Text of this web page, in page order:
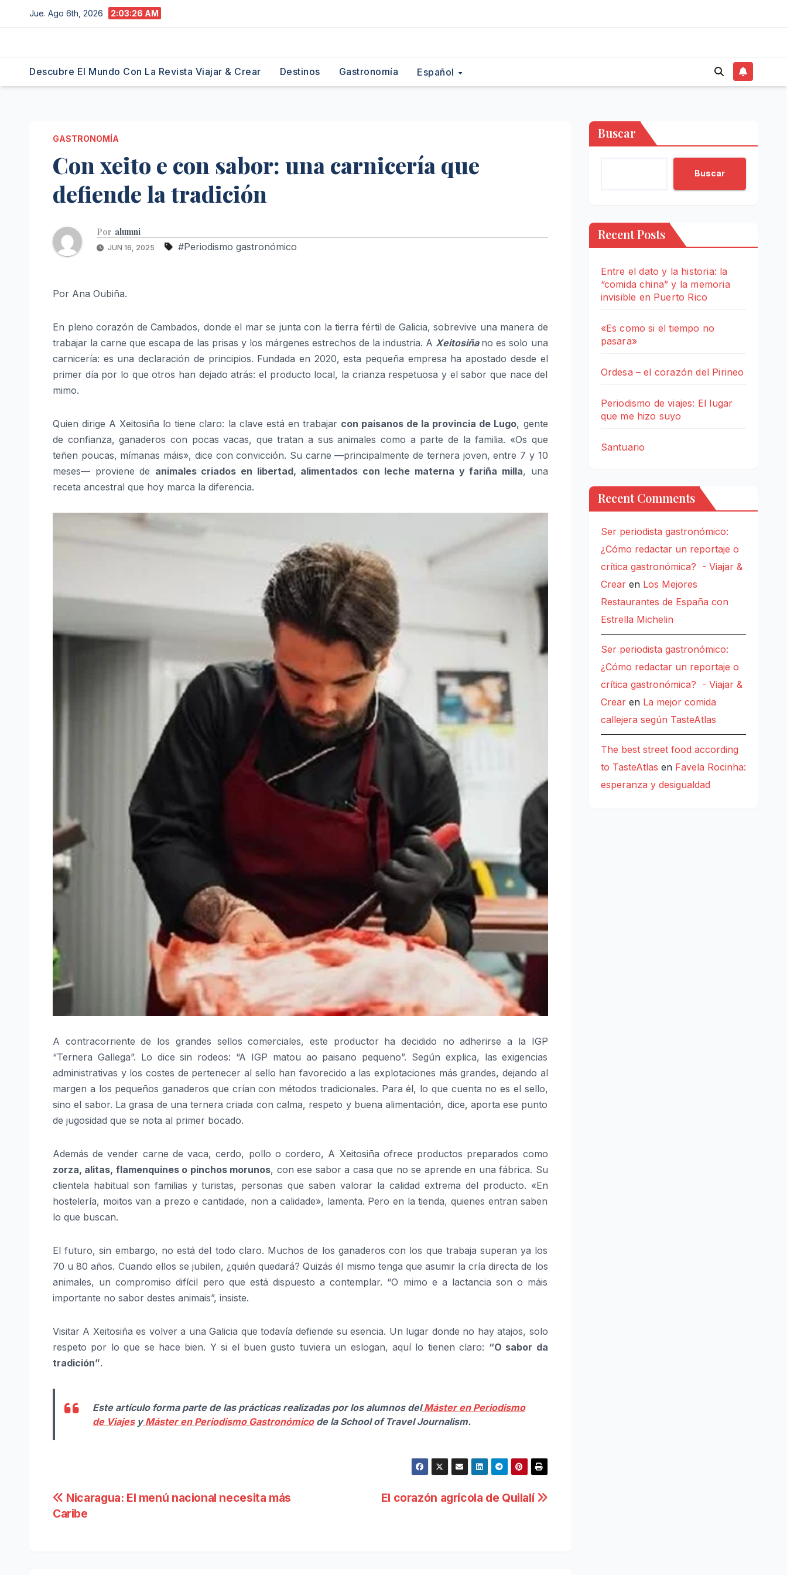
al
Jue. Ago 6th, 2026 2:03:27 AM
Descubre El Mundo Con La Revista Viajar & Crear Destinos Gastronomía Español
GASTRONOMÍA
Con xeito e con sabor: una carnicería que
defiende la tradición
Por alumni
JUN 16, 2025 #Periodismo gastronómico
Por Ana Oubiña.
En pleno corazón de Cambados, donde el mar se junta con la tierra fértil de Galicia, sobrevive una manera de
trabajar la carne que escapa de las prisas y los márgenes estrechos de la industria. A Xeitosiña no es solo una
carnicería: es una declaración de principios. Fundada en 2020, esta pequeña empresa ha apostado desde el
primer día por lo que otros han dejado atrás: el producto local, la crianza respetuosa y el sabor que nace del
mimo.
Quien dirige A Xeitosiña lo tiene claro: la clave está en trabajar con paisanos de la provincia de Lugo, gente
de confianza, ganaderos con pocas vacas, que tratan a sus animales como a parte de la familia. «Os que
teñen poucas, mímanas máis», dice con convicción. Su carne —principalmente de ternera joven, entre 7 y 10
meses— proviene de animales criados en libertad, alimentados con leche materna y fariña milla, una
receta ancestral que hoy marca la diferencia.
A contracorriente de los grandes sellos comerciales, este productor ha decidido no adherirse a la IGP
“Ternera Gallega”. Lo dice sin rodeos: “A IGP matou ao paisano pequeno”. Según explica, las exigencias
administrativas y los costes de pertenecer al sello han favorecido a las explotaciones más grandes, dejando al
margen a los pequeños ganaderos que crían con métodos tradicionales. Para él, lo que cuenta no es el sello,
sino el sabor. La grasa de una ternera criada con calma, respeto y buena alimentación, dice, aporta ese punto
de jugosidad que se nota al primer bocado.
Además de vender carne de vaca, cerdo, pollo o cordero, A Xeitosiña ofrece productos preparados como
zorza, alitas, flamenquines o pinchos morunos, con ese sabor a casa que no se aprende en una fábrica. Su
clientela habitual son familias y turistas, personas que saben valorar la calidad extrema del producto. «En
hostelería, moitos van a prezo e cantidade, non a calidade», lamenta. Pero en la tienda, quienes entran saben
lo que buscan.
El futuro, sin embargo, no está del todo claro. Muchos de los ganaderos con los que trabaja superan ya los
70 u 80 años. Cuando ellos se jubilen, ¿quién quedará? Quizás él mismo tenga que asumir la cría directa de los
animales, un compromiso difícil pero que está dispuesto a contemplar. “O mimo e a lactancia son o máis
importante no sabor destes animais”, insiste.
Visitar A Xeitosiña es volver a una Galicia que todavía defiende su esencia. Un lugar donde no hay atajos, solo
respeto por lo que se hace bien. Y si el buen gusto tuviera un eslogan, aquí lo tienen claro: “O sabor da
tradición”.
Este artículo forma parte de las prácticas realizadas por los alumnos delMáster en Periodismo
de ViajesyMáster en Periodismo Gastronómicode la School of Travel Journalism.
Navegación
de
El corazón agrícola de Quilalí
Nicaragua: El menú nacional necesita más
Caribe
Buscar
Buscar
Recent Posts
Entre el dato y la historia: la
“comida china” y la memoria
invisible en Puerto Rico
«Es como si el tiempo no
pasara»
Ordesa – el corazón del Pirineo
Periodismo de viajes: El lugar
que me hizo suyo
Santuario
Recent Comments
Ser periodista gastronómico:
¿Cómo redactar un reportaje o
crítica gastronómica? - Viajar &
Crearen Los Mejores
Restaurantes de España con
Estrella Michelin
Ser periodista gastronómico:
¿Cómo redactar un reportaje o
crítica gastronómica? - Viajar &
Crearen La mejor comida
callejera según TasteAtlas
The best street food according
to TasteAtlas en Favela Rocinha:
esperanza y desigualdad